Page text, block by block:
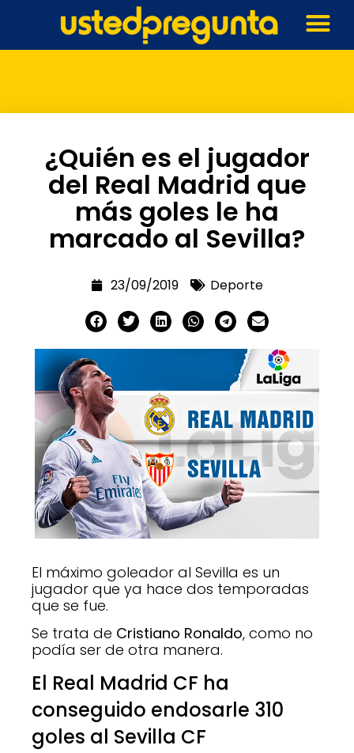
¿Quién es el jugador
del Real Madrid que
más goles le ha
marcado al Sevilla?
23/09/2019 Deporte
El máximo goleador al Sevilla es un
jugador que ya hace dos temporadas
que se fue.
Se trata de Cristiano Ronaldo, como no
podía ser de otra manera.
El Real Madrid CF ha
conseguido endosarle 310
goles al Sevilla CF